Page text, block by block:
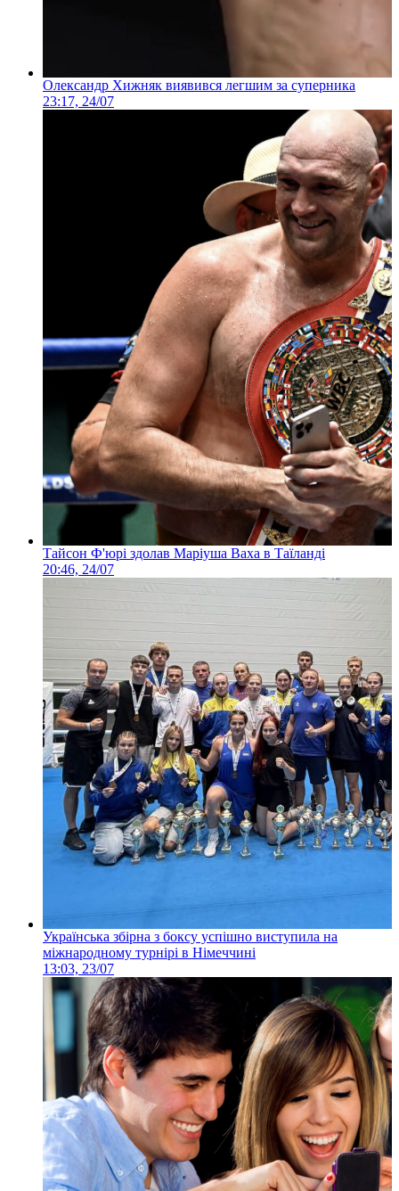
Олександр Хижняк виявився легшим за суперника
23:17, 24/07
Тайсон Ф'юрі здолав Маріуша Ваха в Таїланді
20:46, 24/07
Українська збірна з боксу успішно виступила на
міжнародному турнірі в Німеччині
13:03, 23/07